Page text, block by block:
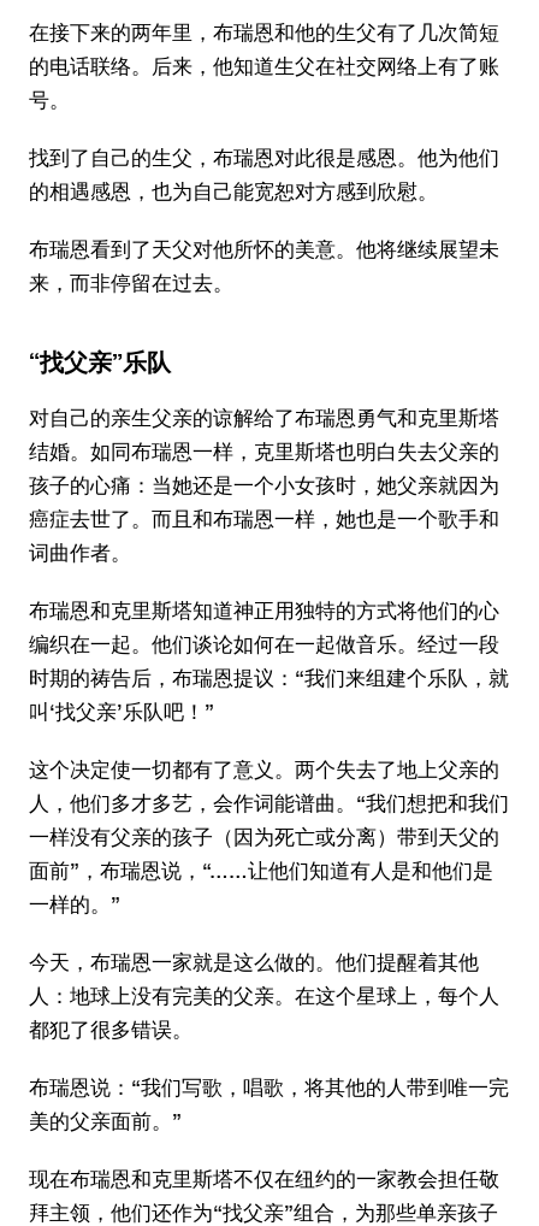
在接下来的两年里，布瑞恩和他的生父有了几次简短
的电话联络。后来，他知道生父在社交网络上有了账
号。
找到了自己的生父，布瑞恩对此很是感恩。他为他们
的相遇感恩，也为自己能宽恕对方感到欣慰。
布瑞恩看到了天父对他所怀的美意。他将继续展望未
来，而非停留在过去。
“找父亲”乐队
对自己的亲生父亲的谅解给了布瑞恩勇气和克里斯塔
结婚。如同布瑞恩一样，克里斯塔也明白失去父亲的
孩子的心痛：当她还是一个小女孩时，她父亲就因为
癌症去世了。而且和布瑞恩一样，她也是一个歌手和
词曲作者。
布瑞恩和克里斯塔知道神正用独特的方式将他们的心
编织在一起。他们谈论如何在一起做音乐。经过一段
时期的祷告后，布瑞恩提议：“我们来组建个乐队，就
叫‘找父亲’乐队吧！”
这个决定使一切都有了意义。两个失去了地上父亲的
人，他们多才多艺，会作词能谱曲。“我们想把和我们
一样没有父亲的孩子（因为死亡或分离）带到天父的
面前”，布瑞恩说，“……让他们知道有人是和他们是
一样的。”
今天，布瑞恩一家就是这么做的。他们提醒着其他
人：地球上没有完美的父亲。在这个星球上，每个人
都犯了很多错误。
布瑞恩说：“我们写歌，唱歌，将其他的人带到唯一完
美的父亲面前。”
现在布瑞恩和克里斯塔不仅在纽约的一家教会担任敬
拜主领，他们还作为“找父亲”组合，为那些单亲孩子